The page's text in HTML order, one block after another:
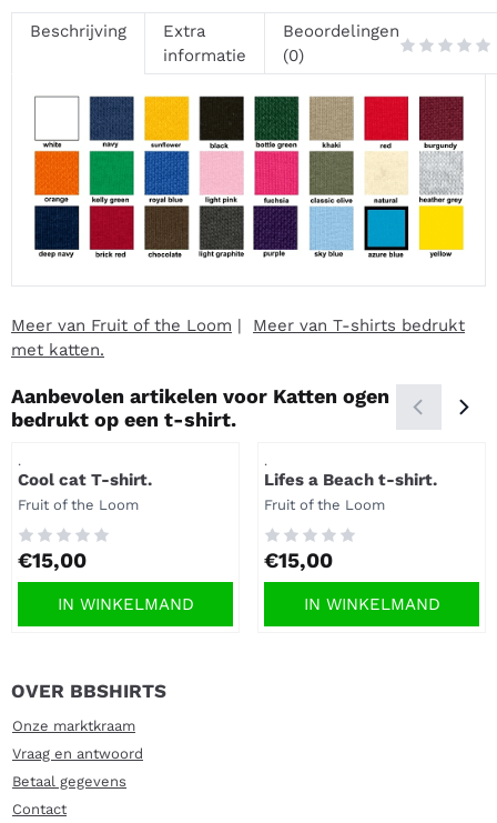
Beschrijving
Extra
informatie
Beoordelingen
(0)
Meer van Fruit of the Loom | Meer van T-shirts bedrukt
met katten.
Aanbevolen artikelen voor Katten ogen
bedrukt op een t-shirt.
.
Cool cat T-shirt.
Merk:
Fruit of the Loom
Prijs: 15,00
€15,00
IN WINKELMAND
.
Lifes a Beach t-shirt.
Merk:
Fruit of the Loom
Prijs: 15,00
€15,00
IN WINKELMAND
OVER BBSHIRTS
Onze marktkraam
Vraag en antwoord
Betaal gegevens
Contact